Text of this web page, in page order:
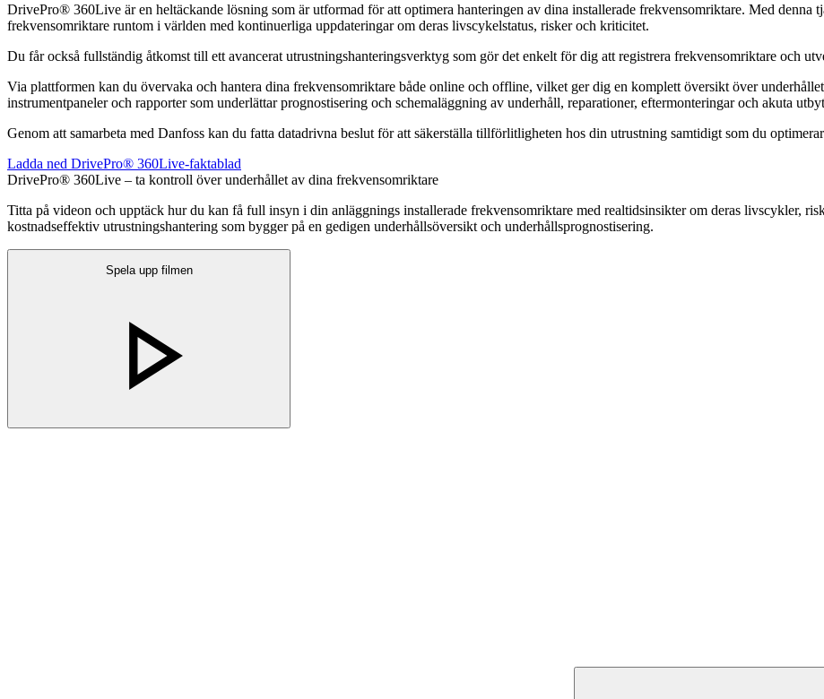
DrivePro® 360Live är en heltäckande lösning som är utformad för att optimera hanteringen av dina installerade frekvensomriktare. Med denna
frekvensomriktare runtom i världen med kontinuerliga uppdateringar om deras livscykelstatus, risker och kriticitet.
Du får också fullständig åtkomst till ett avancerat utrustningshanteringsverktyg som gör det enkelt för dig att registrera frekvensomriktare och
Via plattformen kan du övervaka och hantera dina frekvensomriktare både online och offline, vilket ger dig en komplett översikt över
instrumentpaneler och rapporter som underlättar prognostisering och schemaläggning av underhåll, reparationer, eftermonteringar och akuta
Genom att samarbeta med Danfoss kan du fatta datadrivna beslut för att säkerställa tillförlitligheten hos din utrustning samtidigt som du
Ladda ned DrivePro® 360Live-faktablad
DrivePro® 360Live – ta kontroll över underhållet av dina frekvensomriktare
Titta på videon och upptäck hur du kan få full insyn i din anläggnings installerade frekvensomriktare med realtidsinsikter om deras livscykler,
kostnadseffektiv utrustningshantering som bygger på en gedigen underhållsöversikt och underhållsprognostisering.
Spela upp filmen